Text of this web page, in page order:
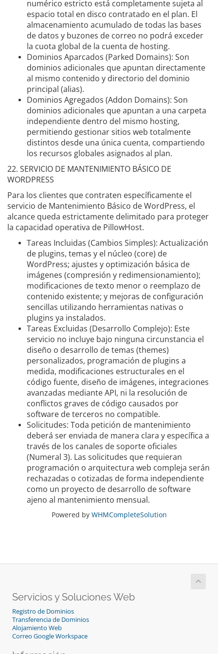
numérico estricto está completamente sujeta al
espacio total en disco contratado en el plan. El
almacenamiento acumulado de todas las bases
de datos y buzones de correo no podrá exceder
la cuota global de la cuenta de hosting.
Dominios Aparcados (Parked Domains): Son
dominios adicionales que apuntan directamente
al mismo contenido y directorio del dominio
principal (alias).
Dominios Agregados (Addon Domains): Son
dominios adicionales que apuntan a una carpeta
independiente dentro del mismo hosting,
permitiendo gestionar sitios web totalmente
distintos desde una única cuenta, compartiendo
los recursos globales asignados al plan.
22. SERVICIO DE MANTENIMIENTO BÁSICO DE
WORDPRESS
Para los clientes que contraten específicamente el
servicio de Mantenimiento Básico de WordPress, el
alcance queda estrictamente delimitado para proteger
la capacidad operativa de PillowHost.
Tareas Incluidas (Cambios Simples): Actualización
de plugins, temas y el núcleo (core) de
WordPress; ajustes y optimización básica de
imágenes (compresión y redimensionamiento);
modificaciones de texto menor o reemplazo de
contenido existente; y mejoras de configuración
sencillas utilizando herramientas nativas o
plugins ya instalados.
Tareas Excluidas (Desarrollo Complejo): Este
servicio no incluye bajo ninguna circunstancia el
diseño o desarrollo de temas (themes)
personalizados, programación de plugins a
medida, modificaciones estructurales en el
código fuente, diseño de imágenes, integraciones
avanzadas mediante API, ni la resolución de
conflictos graves de código causados por
software de terceros no compatible.
Solicitudes: Toda petición de mantenimiento
deberá ser enviada de manera clara y específica a
través de los canales de soporte oficiales
(Numeral 3). Las solicitudes que requieran
programación o arquitectura web compleja serán
rechazadas o cotizadas de forma independiente
como un proyecto de desarrollo de software
ajeno al mantenimiento mensual.
Powered by WHMCompleteSolution
Servicios y Soluciones Web
Registro de Dominios
Transferencia de Dominios
Alojamiento Web
Correo Google Workspace